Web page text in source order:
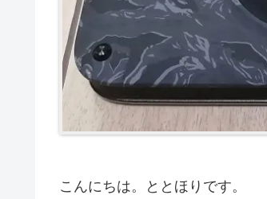
こんにちは。ととほりです。